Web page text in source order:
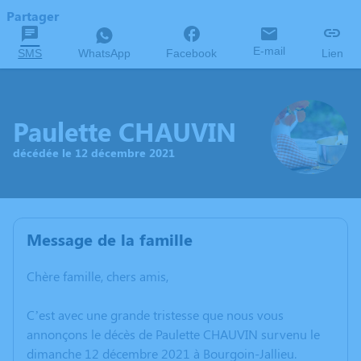
Partager
SMS WhatsApp Facebook E-mail Lien
Paulette CHAUVIN
décédée le 12 décembre 2021
Message de la famille
Chère famille, chers amis,
C’est avec une grande tristesse que nous vous
annonçons le décès de Paulette CHAUVIN survenu le
dimanche 12 décembre 2021 à Bourgoin-Jallieu.